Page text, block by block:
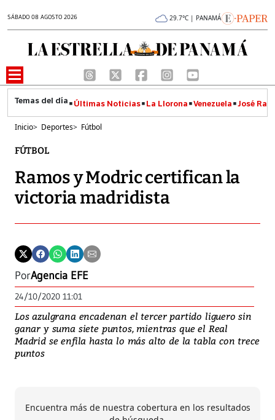
SÁBADO 08 AGOSTO 2026 29.7°C | PANAMÁ
Últimas Noticias La Llorona Venezuela José
Inicio> Deportes> Fútbol
FÚTBOL
Ramos y Modric certifican la
victoria madridista
PorAgencia EFE
24/10/2020 11:01
Los azulgrana encadenan el tercer partido liguero sin
ganar y suma siete puntos, mientras que el Real
Madrid se enfila hasta lo más alto de la tabla con trece
puntos
Encuentra más de nuestra cobertura en los resultados